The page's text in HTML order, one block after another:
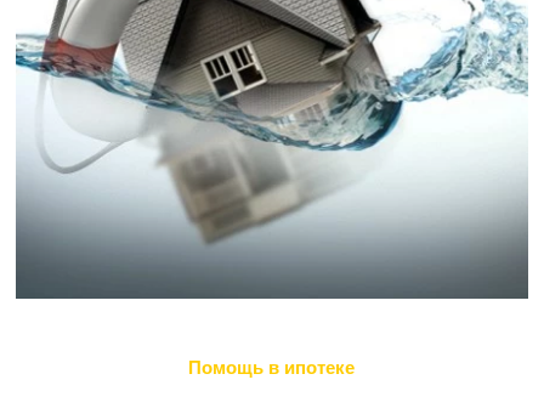
Помощь в ипотеке